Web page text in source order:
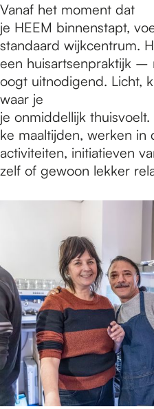
Vanaf het moment dat
je HEEM binnenstapt,
standaard wijkcentrum.
een huisartsenpraktijk –
oogt uitnodigend. Licht,
waar je
je onmiddellijk
ke maaltijden, werken in
activiteiten, initiatieven
zelf of gewoon lekker